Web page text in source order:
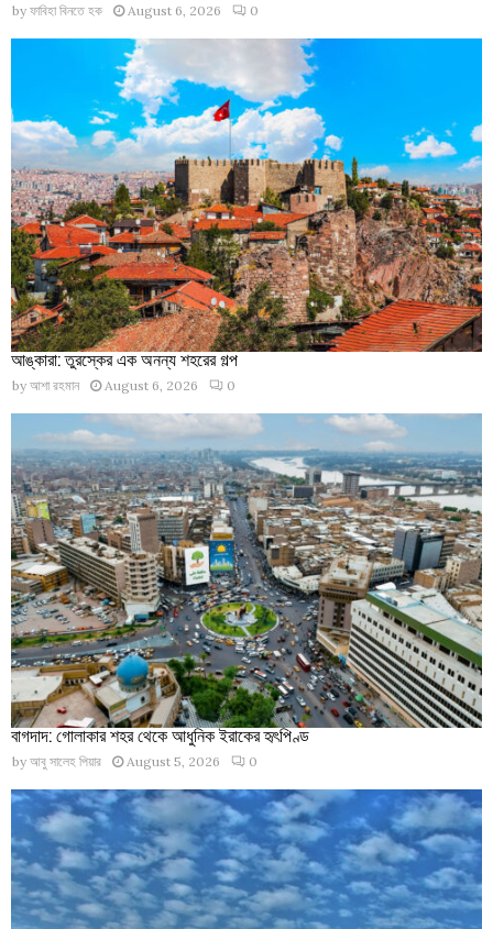
by ফাবিহা বিনতে হক August 6, 2026 0
আঙ্কারা: তুরস্কের এক অনন্য শহরের গল্প
by আশা রহমান August 6, 2026 0
বাগদাদ: গোলাকার শহর থেকে আধুনিক ইরাকের হৃৎপিণ্ড
by আবু সালেহ পিয়ার August 5, 2026 0